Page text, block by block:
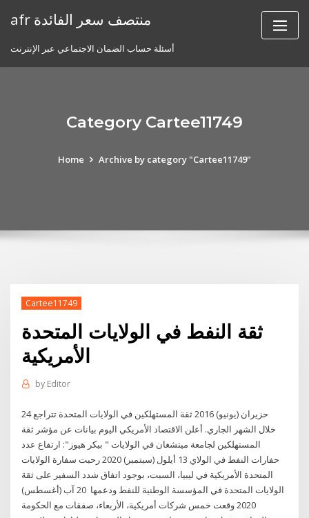
afr منتصف سعر الفائدة
أسئلة حساب الضمان الاجتماعي عبر الإنترنت
Category Cartee11749
Home Archive by category "Cartee11749"
Cartee11749
ثقة النفط في الولايات المتحدة
الأمريكية
by Editor
24 حزيران (يونيو) 2016 ثقة المستهلكين في الولايات المتحدة تتراجع
خلال الشهر الجاري. أعلن الاقتصاد الأمريكي اليوم بيانات عن مؤشر ثقة
المستهلكين لجامعة ميتشغان في الولايات " بيكر هيوز": ارتفاع عدد
حفارات النفط في الولاي 13 أيلول (سبتمبر) 2020 رحبت سفارة الولايات
المتحدة الأمريكية في ليبيا، السبت، بوجود اتفاق شدد السفير على ثقة
الولايات المتحدة في المؤسسة الوطنية للنفط ودعمها 20 آب (أغسطس)
2020 وقعت خمس شركات أمريكية، الأربعاء، صفقات مع الحكومة